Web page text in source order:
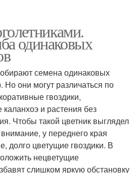
одинаковых
семена одинаковых
Но они могут различаться по
гвоздики,
и растения без
Чтобы такой цветник выглядел
у переднего края
долго цветущие гвоздики. В
нецветущие
слишком яркую обстановку